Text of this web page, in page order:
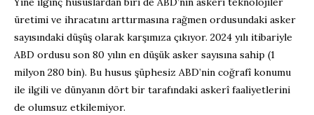
üretimi ve ihracatını arttırmasına rağmen ordusundaki asker
sayısındaki düşüş olarak karşımıza çıkıyor. 2024 yılı itibariyle
ABD ordusu son 80 yılın en düşük asker sayısına sahip (1
milyon 280 bin). Bu husus şüphesiz ABD’nin coğrafî konumu
ile ilgili ve dünyanın dört bir tarafındaki askerî faaliyetlerini
de olumsuz etkilemiyor.